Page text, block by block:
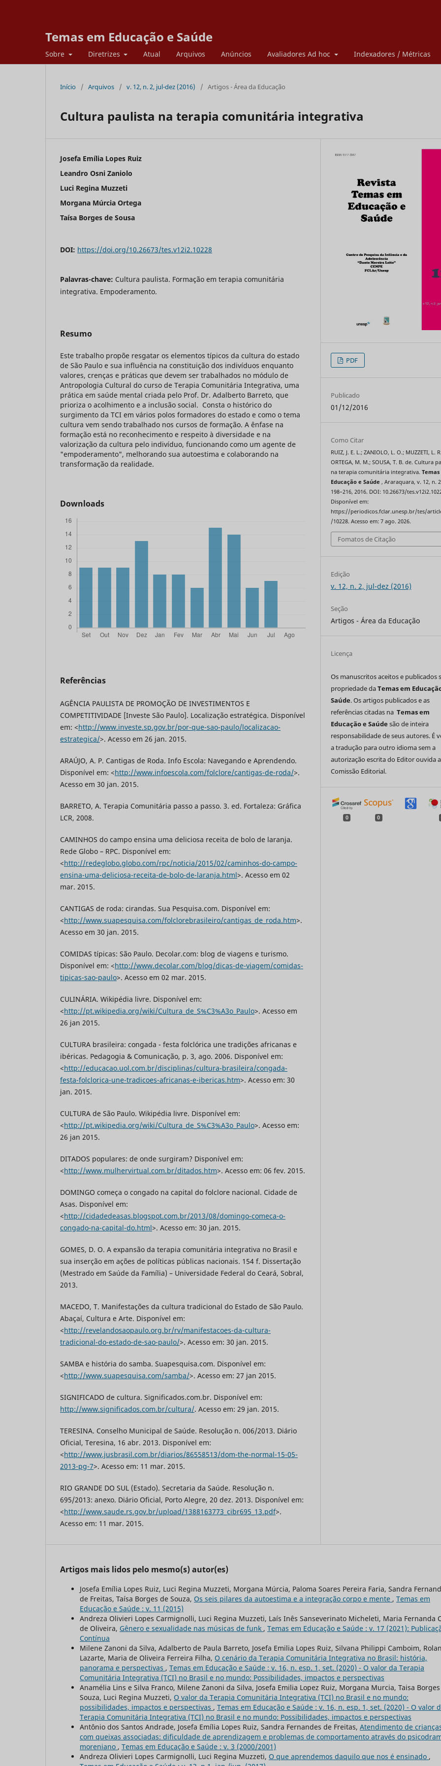
Temas em Educação e Saúde
Sobre Diretrizes Atual Arquivos Anúncios Avaliadores Ad hoc Indexadores / Métricas
Início / Arquivos / v. 12, n. 2, jul-dez (2016) / Artigos - Área da Educação
Cultura paulista na terapia comunitária integrativa
Josefa Emília Lopes Ruiz
Leandro Osni Zaniolo
Luci Regina Muzzeti
Morgana Múrcia Ortega
Taísa Borges de Sousa
DOI: https://doi.org/10.26673/tes.v12i2.10228
Palavras-chave: Cultura paulista. Formação em terapia comunitária
integrativa. Empoderamento.
Resumo
Este trabalho propõe resgatar os elementos típicos da cultura do estado
de São Paulo e sua influência na constituição dos indivíduos enquanto
valores, crenças e práticas que devem ser trabalhados no módulo de
Antropologia Cultural do curso de Terapia Comunitária Integrativa, uma
prática em saúde mental criada pelo Prof. Dr. Adalberto Barreto, que
prioriza o acolhimento e a inclusão social. Consta o histórico do
surgimento da TCI em vários polos formadores do estado e como o tema
cultura vem sendo trabalhado nos cursos de formação. A ênfase na
formação está no reconhecimento e respeito à diversidade e na
valorização da cultura pelo indivíduo, funcionando como um agente de
"empoderamento", melhorando sua autoestima e colaborando na
transformação da realidade.
Downloads
Referências
AGÊNCIA PAULISTA DE PROMOÇÃO DE INVESTIMENTOS E
COMPETITIVIDADE [Investe São Paulo]. Localização estratégica. Disponível
em: <http://www.investe.sp.gov.br/por-que-sao-paulo/localizacao-
estrategica/>. Acesso em 26 jan. 2015.
ARAÚJO, A. P. Cantigas de Roda. Info Escola: Navegando e Aprendendo.
Disponível em: <http://www.infoescola.com/folclore/cantigas-de-roda/>.
Acesso em 30 jan. 2015.
BARRETO, A. Terapia Comunitária passo a passo. 3. ed. Fortaleza: Gráfica
LCR, 2008.
CAMINHOS do campo ensina uma deliciosa receita de bolo de laranja.
Rede Globo – RPC. Disponível em:
<http://redeglobo.globo.com/rpc/noticia/2015/02/caminhos-do-campo-
ensina-uma-deliciosa-receita-de-bolo-de-laranja.html>. Acesso em 02
mar. 2015.
CANTIGAS de roda: cirandas. Sua Pesquisa.com. Disponível em:
<http://www.suapesquisa.com/folclorebrasileiro/cantigas_de_roda.htm>.
Acesso em 30 jan. 2015.
COMIDAS típicas: São Paulo. Decolar.com: blog de viagens e turismo.
Disponível em: <http://www.decolar.com/blog/dicas-de-viagem/comidas-
tipicas-sao-paulo>. Acesso em 02 mar. 2015.
CULINÁRIA. Wikipédia livre. Disponível em:
<http://pt.wikipedia.org/wiki/Cultura_de_S%C3%A3o_Paulo>. Acesso em
26 jan 2015.
CULTURA brasileira: congada - festa folclórica une tradições africanas e
ibéricas. Pedagogia & Comunicação, p. 3, ago. 2006. Disponível em:
<http://educacao.uol.com.br/disciplinas/cultura-brasileira/congada-
festa-folclorica-une-tradicoes-africanas-e-ibericas.htm>. Acesso em: 30
jan. 2015.
CULTURA de São Paulo. Wikipédia livre. Disponível em:
<http://pt.wikipedia.org/wiki/Cultura_de_S%C3%A3o_Paulo>. Acesso em:
26 jan 2015.
DITADOS populares: de onde surgiram? Disponível em:
<http://www.mulhervirtual.com.br/ditados.htm>. Acesso em: 06 fev. 2015.
DOMINGO começa o congado na capital do folclore nacional. Cidade de
Asas. Disponível em:
<http://cidadedeasas.blogspot.com.br/2013/08/domingo-comeca-o-
congado-na-capital-do.html>. Acesso em: 30 jan. 2015.
GOMES, D. O. A expansão da terapia comunitária integrativa no Brasil e
sua inserção em ações de políticas públicas nacionais. 154 f. Dissertação
(Mestrado em Saúde da Família) – Universidade Federal do Ceará, Sobral,
2013.
MACEDO, T. Manifestações da cultura tradicional do Estado de São Paulo.
Abaçaí, Cultura e Arte. Disponível em:
<http://revelandosaopaulo.org.br/rv/manifestacoes-da-cultura-
tradicional-do-estado-de-sao-paulo/>. Acesso em: 30 jan. 2015.
SAMBA e história do samba. Suapesquisa.com. Disponível em:
<http://www.suapesquisa.com/samba/>. Acesso em: 27 jan 2015.
SIGNIFICADO de cultura. Significados.com.br. Disponível em:
http://www.significados.com.br/cultura/. Acesso em: 29 jan. 2015.
TERESINA. Conselho Municipal de Saúde. Resolução n. 006/2013. Diário
Oficial, Teresina, 16 abr. 2013. Disponível em:
<http://www.jusbrasil.com.br/diarios/86558513/dom-the-normal-15-05-
2013-pg-7>. Acesso em: 11 mar. 2015.
RIO GRANDE DO SUL (Estado). Secretaria da Saúde. Resolução n.
695/2013: anexo. Diário Oficial, Porto Alegre, 20 dez. 2013. Disponível em:
<http://www.saude.rs.gov.br/upload/1388163773_cibr695_13.pdf>.
Acesso em: 11 mar. 2015.
PDF
Publicado
01/12/2016
Como Citar
RUIZ, J. E. L.; ZANIOLO, L. O.; MUZZETI, L.
ORTEGA, M. M.; SOUSA, T. B. de. Cultura
na terapia comunitária integrativa.Temas
Educação e Saúde, Araraquara, v. 12, n.
198–216, 2016. DOI: 10.26673/
Disponível em:
https://periodicos.fclar.unesp.br/tes/
/10228. Acesso em: 7 ago. 2026.
Fomatos de Citação
Edição
v. 12, n. 2, jul-dez (2016)
Seção
Artigos - Área da Educação
Licença
Os manuscritos aceitos e publicados
propriedade daTemas em
Saúde. Os artigos publicados e as
referências citadas naTemas em
Educação e Saúde são de inteira
responsabilidade de seus autores. É
a tradução para outro idioma sem a
autorização escrita do Editor ouvida a
Comissão Editorial.
0 0
Artigos mais lidos pelo mesmo(s) autor(es)
Josefa Emília Lopes Ruiz, Luci Regina Muzzeti, Morgana Múrcia, Paloma Soares Pereira Faria, Sandra
de Freitas, Taísa Borges de Souza, Os seis pilares da autoestima e a integração corpo e mente , Temas em
Educação e Saúde : v. 11 (2015)
Andreza Olivieri Lopes Carmignolli, Luci Regina Muzzeti, Laís Inês Sanseverinato Micheleti, Maria Fernanda
de Oliveira, Gênero e sexualidade nas músicas de funk , Temas em Educação e Saúde : v. 17 (2021):
Contínua
Milene Zanoni da Silva, Adalberto de Paula Barreto, Josefa Emilia Lopes Ruiz, Silvana Philippi Camboim,
Lazarte, Maria de Oliveira Ferreira Filha, O cenário da Terapia Comunitária Integrativa no Brasil: história,
panorama e perspectivas , Temas em Educação e Saúde : v. 16, n. esp. 1, set. (2020) - O valor da Terapia
Comunitária Integrativa (TCI) no Brasil e no mundo: Possibilidades, impactos e perspectivas
Anamélia Lins e Silva Franco, Milene Zanoni da Silva, Josefa Emilia Lopez Ruiz, Morgana Murcia, Taisa
Souza, Luci Regina Muzzeti, O valor da Terapia Comunitária Integrativa (TCI) no Brasil e no mundo:
possibilidades, impactos e perspectivas , Temas em Educação e Saúde : v. 16, n. esp. 1, set. (2020) - O valor
Terapia Comunitária Integrativa (TCI) no Brasil e no mundo: Possibilidades, impactos e perspectivas
Antônio dos Santos Andrade, Josefa Emília Lopes Ruiz, Sandra Fernandes de Freitas, Atendimento de
com queixas associadas: dificuldade de aprendizagem e problemas de comportamento através do
moreniano , Temas em Educação e Saúde : v. 3 (2000/2001)
Andreza Olivieri Lopes Carmignolli, Luci Regina Muzzeti, O que aprendemos daquilo que nos é ensinado ,